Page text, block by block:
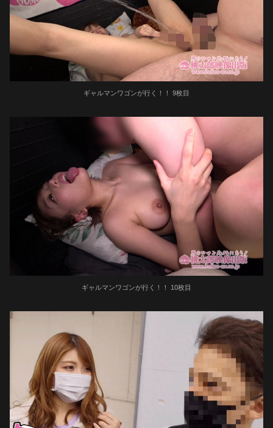
ギャルマンワゴンが行く！！ 9枚目
ギャルマンワゴンが行く！！ 10枚目